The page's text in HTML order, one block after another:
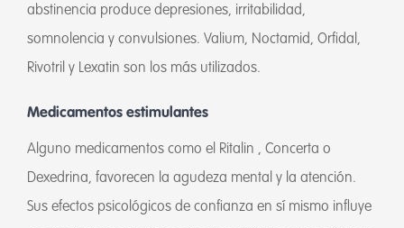
abstinencia produce depresiones, irritabilidad,
somnolencia y convulsiones. Valium, Noctamid, Orfidal,
Rivotril y Lexatin son los más utilizados.
Medicamentos estimulantes
Alguno medicamentos como el Ritalin , Concerta o
Dexedrina, favorecen la agudeza mental y la atención.
Sus efectos psicológicos de confianza en sí mismo influye